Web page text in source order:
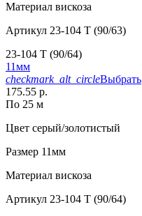
Материал вискоза
Артикул 23-104 T (90/63)
23-104 T (90/64)
11мм
checkmark_alt_circleВыбрать
175.55 р.
По 25 м
Цвет серый/золотистый
Размер 11мм
Материал вискоза
Артикул 23-104 T (90/64)